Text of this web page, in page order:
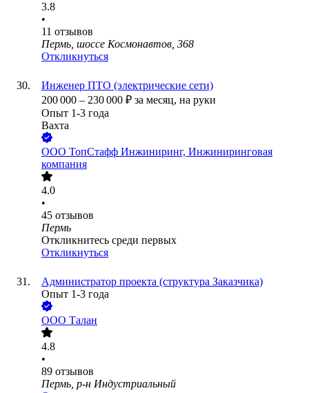
3.8
•
11 отзывов
Пермь, шоссе Космонавтов, 368
Откликнуться
Инженер ПТО (электрические сети)
200 000 – 230 000 ₽ за месяц, на руки
Опыт 1-3 года
Вахта
ООО ТопСтафф Инжиниринг, Инжиниринговая
компания
4.0
•
45 отзывов
Пермь
Откликнитесь среди первых
Откликнуться
Администратор проекта (структура Заказчика)
Опыт 1-3 года
ООО Талан
4.8
•
89 отзывов
Пермь, р-н Индустриальный